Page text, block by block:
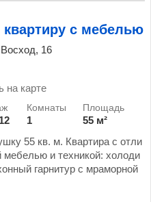
с мебелью
Восход, 16
на карте
1
55 м²
55 кв. м. Квартира с отли
и техникой: холоди
гарнитур с мраморной